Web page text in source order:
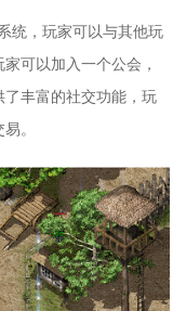
统，玩家可以与其他玩
可以加入一个公会，
丰富的社交功能，玩
。